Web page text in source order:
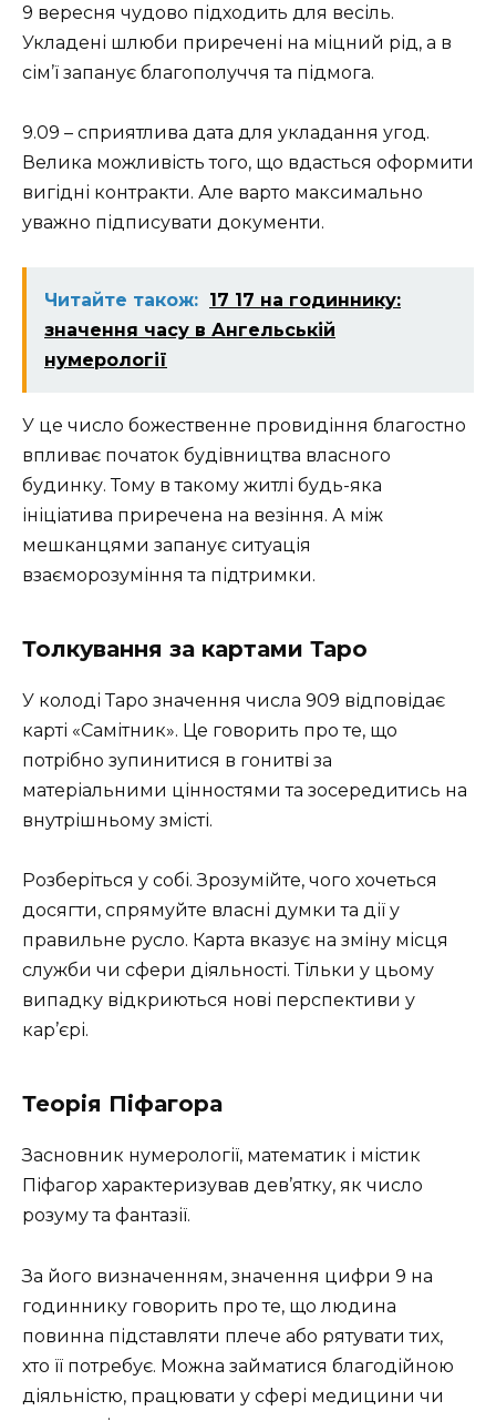
9 вересня чудово підходить для весіль.
Укладені шлюби приречені на міцний рід, а в
сім’ї запанує благополуччя та підмога.
9.09 – сприятлива дата для укладання угод.
Велика можливість того, що вдасться оформити
вигідні контракти. Але варто максимально
уважно підписувати документи.
Читайте також: 17 17 на годиннику:
значення часу в Ангельській
нумерології
У це число божественне провидіння благостно
впливає початок будівництва власного
будинку. Тому в такому житлі будь-яка
ініціатива приречена на везіння. А між
мешканцями запанує ситуація
взаєморозуміння та підтримки.
Толкування за картами Таро
У колоді Таро значення числа 909 відповідає
карті «Самітник». Це говорить про те, що
потрібно зупинитися в гонитві за
матеріальними цінностями та зосередитись на
внутрішньому змісті.
Розберіться у собі. Зрозумійте, чого хочеться
досягти, спрямуйте власні думки та дії у
правильне русло. Карта вказує на зміну місця
служби чи сфери діяльності. Тільки у цьому
випадку відкриються нові перспективи у
кар’єрі.
Теорія Піфагора
Засновник нумерології, математик і містик
Піфагор характеризував дев’ятку, як число
розуму та фантазії.
За його визначенням, значення цифри 9 на
годиннику говорить про те, що людина
повинна підставляти плече або рятувати тих,
хто її потребує. Можна займатися благодійною
діяльністю, працювати у сфері медицини чи